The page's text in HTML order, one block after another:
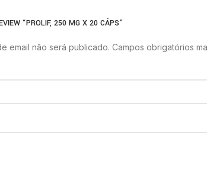
“PROLIF, 250 MG X 20 CÁPS”
email não será publicado. Campos obrigatórios